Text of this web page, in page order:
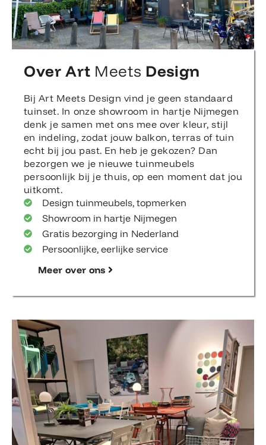
Over Art Meets Design
Bij Art Meets Design vind je geen standaard
tuinset. In onze showroom in hartje Nijmegen
denk je samen met ons mee over kleur, stijl
en indeling, zodat jouw balkon, terras of tuin
echt bij jou past. En heb je gekozen? Dan
bezorgen we je nieuwe tuinmeubels
persoonlijk bij je thuis, op een moment dat jou
uitkomt.
Design tuinmeubels, topmerken
Showroom in hartje Nijmegen
Gratis bezorging in Nederland
Persoonlijke, eerlijke service
Meer over ons